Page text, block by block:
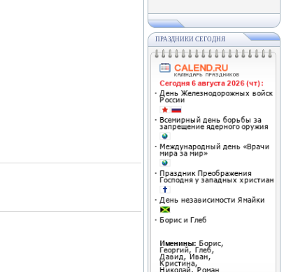
ПРАЗДНИКИ СЕГОДНЯ